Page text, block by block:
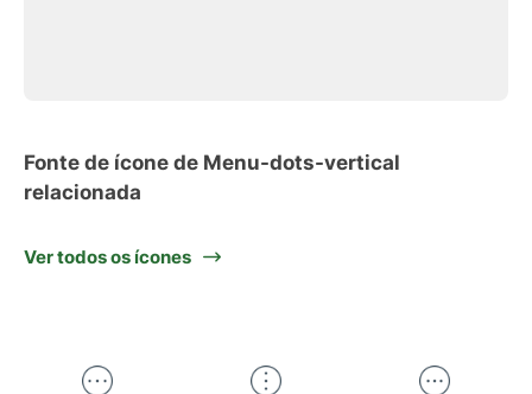
Fonte de ícone de Menu-dots-vertical
relacionada
Ver todos os ícones